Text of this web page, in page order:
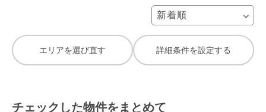
エリアを選び直す 詳細条件を設定する
チェックした物件をまとめて